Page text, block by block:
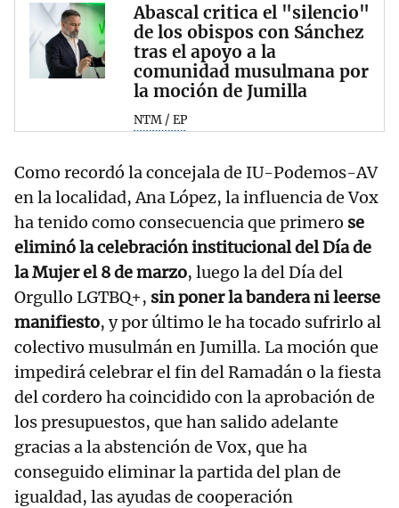
Abascal critica el "silencio"
de los obispos con Sánchez
tras el apoyo a la
comunidad musulmana por
la moción de Jumilla
NTM / EP
Como recordó la concejala de IU-Podemos-AV
en la localidad, Ana López, la influencia de Vox
ha tenido como consecuencia que primero se
eliminó la celebración institucional del Día de
la Mujer el 8 de marzo, luego la del Día del
Orgullo LGTBQ+, sin poner la bandera ni leerse
manifiesto, y por último le ha tocado sufrirlo al
colectivo musulmán en Jumilla. La moción que
impedirá celebrar el fin del Ramadán o la fiesta
del cordero ha coincidido con la aprobación de
los presupuestos, que han salido adelante
gracias a la abstención de Vox, que ha
conseguido eliminar la partida del plan de
igualdad, las ayudas de cooperación